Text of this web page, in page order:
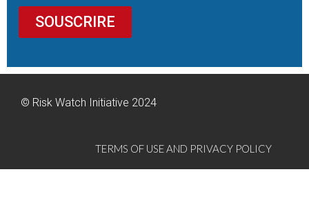
SOUSCRIRE
© Risk Watch Initiative 2024
TERMS OF USE AND PRIVACY POLICY